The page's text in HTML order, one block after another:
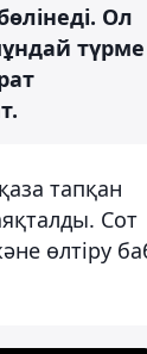
Ол
түрме
тапқан
Сот
өлтіру